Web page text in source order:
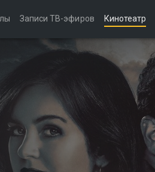
Записи ТВ-эфиров Кинотеатр